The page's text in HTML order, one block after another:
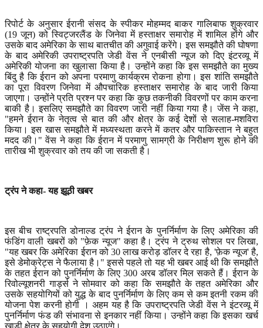
रिपोर्ट के अनुसार ईरानी संसद के स्पीकर मोहम्मद बाकर गालिबाफ शुक्रवार
(19 जून) को स्विट्जरलैंड के जिनेवा में हस्ताक्षर समारोह में शामिल होंगे और
उसके बाद अमेरिका के साथ बातचीत की अगुवाई करेंगे। इस समझौते की घोषणा
के बाद अमेरिकी उपराष्ट्रपति जेडी वेंस ने एनबीसी न्यूज को दिए इंटरव्यू में
अमेरिकी योजना का खुलासा किया है। उन्होंने कहा कि इस समझौते का मुख्य
बिंदु है कि ईरान को अपना परमाणु कार्यक्रम रोकना होगा। इस शांति समझौते
का पूरा विवरण जिनेवा में औपचारिक हस्ताक्षर समारोह के बाद जारी किया
जाएगा। उन्होंने प्रति प्रश्न पर कहा कि कुछ तकनीकी विवरणों पर काम करना
बाकी है। इसलिए समझौते का विवरण जारी नहीं किया गया है। जेंस ने कहा,
"हमने ईरान के नेतृत्व से बात की और क्षेत्र के कई देशों से सलाह-मशविरा
किया। इस खास समझौते में मध्यस्थता करने में कतर और पाकिस्तान ने बहुत
मदद की।" वेंस ने कहा कि ईरान में परमाणु सामग्री के निरीक्षण शुरू होने की
तारीख भी शुक्रवार को तय की जा सकती है।
ट्रंप ने कहा- यह झूठी खबर
इस बीच राष्ट्रपति डोनाल्ड ट्रंप ने ईरान के पुनर्निर्माण के लिए अमेरिका की
फंडिंग वाली खबरों को "फ़ेक न्यूज" कहा है। ट्रंप ने ट्रुथ सोशल पर लिखा,
"यह खबर कि अमेरिका ईरान को 30लाख करोड़ डॉलर दे रहा है, 'फ़ेक न्यूज'है,
इसे डेमोक्रेट्स ने फैलाया है।" इससे पहले तो यह भी खबर आई थी कि समझौते
के तहत ईरान को पुनर्निर्माण के लिए 300 अरब डॉलर मिल सकते हैं। ईरान के
रिवोल्यूशनरी गार्ड्स ने सोमवार को कहा कि समझौते के तहत अमेरिका और
उसके सहयोगियों को युद्ध के बाद पुनर्निर्माण के लिए कम से कम इतनी रकम की
योजना पेश करनी होगी । अहम यह है कि उपराष्ट्रपति जेडी वेंस ने इंटरव्यू में
पुनर्निर्माण फंड की संभावना से इनकार नहीं किया। उन्होंने कहा कि इसका खर्च
खाड़ी क्षेत्र के सहयोगी देश उठाएंगे।